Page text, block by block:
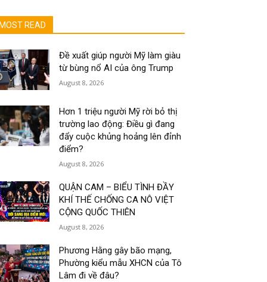
MOST READ
Đề xuất giúp người Mỹ làm giàu
từ bùng nổ AI của ông Trump
August 8, 2026
Hơn 1 triệu người Mỹ rời bỏ thị
trường lao động: Điều gì đang
đẩy cuộc khủng hoảng lên đỉnh
điểm?
August 8, 2026
QUẬN CAM – BIỂU TÌNH ĐẦY
KHÍ THẾ CHỐNG CA NÔ VIỆT
CỘNG QUỐC THIÊN
August 8, 2026
Phương Hằng gây bão mạng,
Phường kiểu mẫu XHCN của Tô
Lâm đi về đâu?